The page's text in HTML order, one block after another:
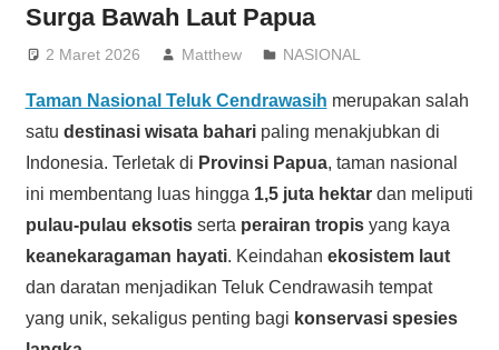
Surga Bawah Laut Papua
2 Maret 2026 Matthew NASIONAL
Taman Nasional Teluk Cendrawasih merupakan salah
satu destinasi wisata baharipaling menakjubkan di
Indonesia. Terletak di Provinsi Papua, taman nasional
ini membentang luas hingga 1,5 juta hektardan meliputi
pulau-pulau eksotisserta perairan tropisyang kaya
keanekaragaman hayati. Keindahan ekosistem laut
dan daratan menjadikan Teluk Cendrawasih tempat
yang unik, sekaligus penting bagi konservasi spesies